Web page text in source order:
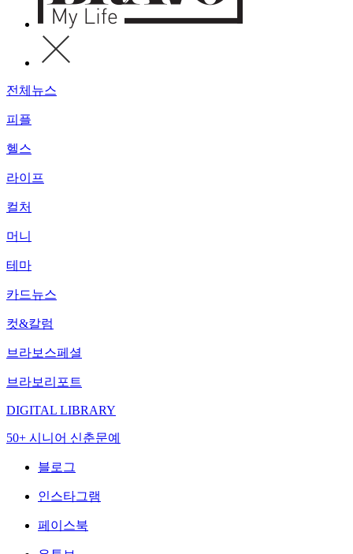
전체뉴스
피플
헬스
라이프
컬처
머니
테마
카드뉴스
컷&칼럼
브라보스페셜
브라보리포트
DIGITAL LIBRARY
50+ 시니어 신춘문예
블로그
인스타그램
페이스북